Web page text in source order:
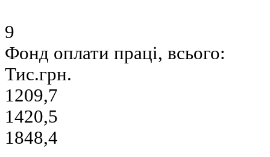
9
Фонд оплати праці, всього:
Тис.грн.
1209,7
1420,5
1848,4